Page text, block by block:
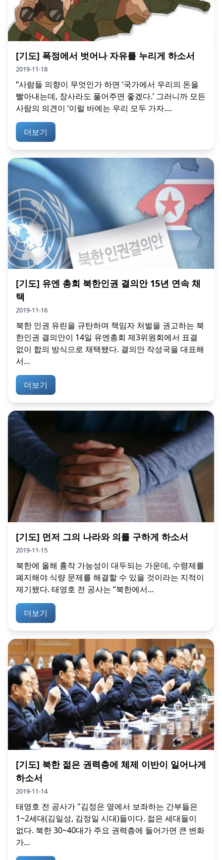
[기도] 폭정에서 벗어나 자유를 누리게 하소서
2019-11-18
“사람들 의향이 무엇인가 하면 ‘국가에서 우리의 돈을
빨아내는데, 장사라도 풀어주면 좋겠다.’ 그러니까 모든
사람의 의견이 ‘이럴 바에는 우리 모두 가자....
더보기
[기도] 유엔 총회 북한인권 결의안 15년 연속 채
택
2019-11-16
북한 인권 유린을 규탄하며 책임자 처벌을 권고하는 북
한인권 결의안이 14일 유엔총회 제3위원회에서 표결
없이 합의 방식으로 채택됐다. 결의안 작성국을 대표해
서...
더보기
[기도] 먼저 그의 나라와 의를 구하게 하소서
2019-11-15
북한에 올해 흉작 가능성이 대두되는 가운데, 수령제를
폐지해야 식량 문제를 해결할 수 있을 것이라는 지적이
제기됐다. 태영호 전 공사는 “북한에서...
더보기
[기도] 북한 젊은 권력층에 체제 이반이 일어나게
하소서
2019-11-14
태영호 전 공사가 "김정은 옆에서 보좌하는 간부들은
1~2세대(김일성, 김정일 시대)들이다. 젊은 세대들이
없다. 북한 30~40대가 주요 권력층에 들어가면 큰 변화
가...